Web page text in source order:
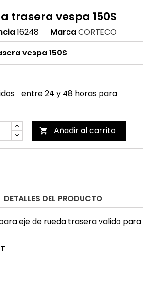
trasera vespa 150S
16248 MarcaCORTECO
vespa 150S
entre 24 y 48 horas para
 Añadir al carrito
DETALLES DEL PRODUCTO
eje de rueda trasera valido para